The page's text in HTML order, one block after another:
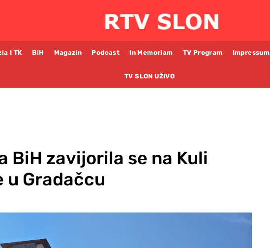
I TK BiH Magazin Podcast In Memoriam TV Program Impressum
TV SLON UŽIVO
BiH zavijorila se na Kuli
u Gradačcu